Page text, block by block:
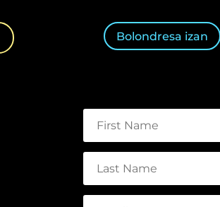
Bolondresa izan